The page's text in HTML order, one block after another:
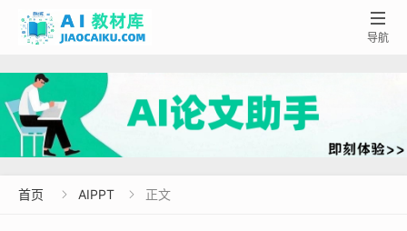

导航
首页  AIPPT  正文